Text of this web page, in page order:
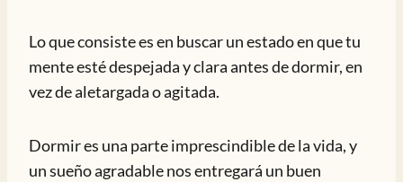
Lo que consiste es en buscar un estado en que tu
mente esté despejada y clara antes de dormir, en
vez de aletargada o agitada.
Dormir es una parte imprescindible de la vida, y
un sueño agradable nos entregará un buen